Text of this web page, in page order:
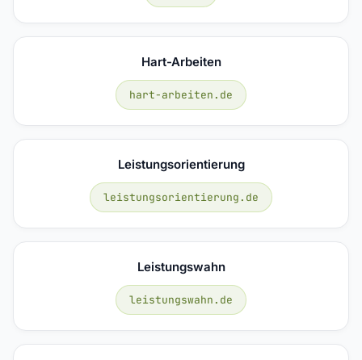
Hart-Arbeiten
hart-arbeiten.de
Leistungsorientierung
leistungsorientierung.de
Leistungswahn
leistungswahn.de